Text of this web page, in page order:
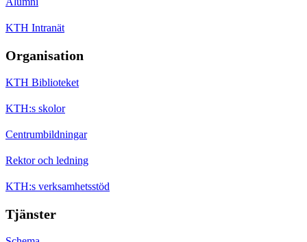
KTH Intranät
Organisation
KTH Biblioteket
KTH:s skolor
Centrumbildningar
Rektor och ledning
KTH:s verksamhetsstöd
Tjänster